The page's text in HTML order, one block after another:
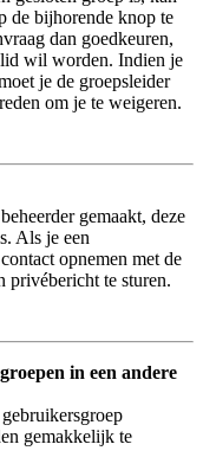
de bijhorende knop te
dan goedkeuren,
wil worden. Indien je
je de groepsleider
om je te weigeren.
gemaakt, deze
Als je een
opnemen met de
privébericht te sturen.
in een andere
gemakkelijk te